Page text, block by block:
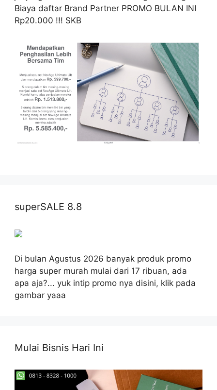
Biaya daftar Brand Partner PROMO BULAN INI
Rp20.000 !!! SKB
superSALE 8.8
Di bulan Agustus 2026 banyak produk promo
harga super murah mulai dari 17 ribuan, ada
apa aja?... yuk intip promo nya disini, klik pada
gambar yaaa
Mulai Bisnis Hari Ini